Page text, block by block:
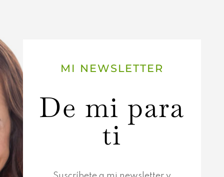
MI NEWSLETTER
De mi para
ti